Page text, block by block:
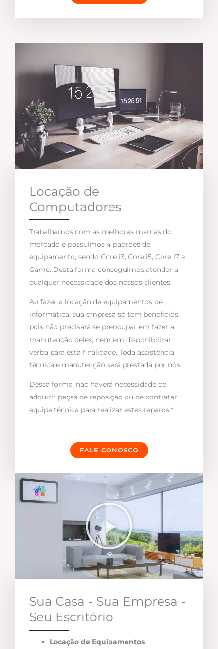
Locação de
Computadores
Trabalhamos com as melhores marcas do
mercado e possuímos 4 padrões de
equipamento, sendo Core i3, Core i5, Core i7 e
Game. Desta forma conseguimos atender a
qualquer necessidade dos nossos clientes.
Ao fazer a locação de equipamentos de
informática, sua empresa só tem benefícios,
pois não precisará se preocupar em fazer a
manutenção deles, nem em disponibilizar
verba para esta finalidade. Toda assistência
técnica e manutenção será prestada por nós.
Dessa forma, não haverá necessidade de
adquirir peças de reposição ou de contratar
equipe técnica para realizar estes reparos.*
FALE CONOSCO
Sua Casa - Sua Empresa -
Seu Escritório
Locação de Equipamentos